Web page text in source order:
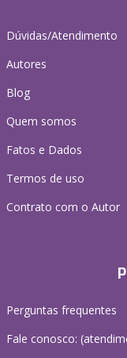
Dúvidas/Atendimento
Autores
Blog
Quem somos
Fatos e Dados
Termos de uso
Contrato com o Autor
Perguntas frequentes
Fale conosco: (